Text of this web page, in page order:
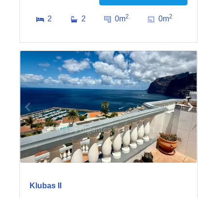
2 2 0m2 0m2
Klubas II